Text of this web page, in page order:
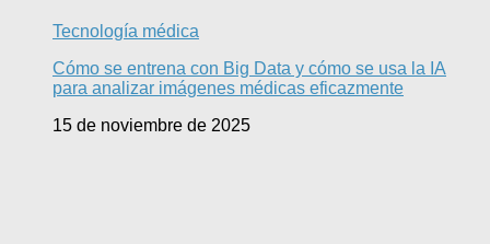
Tecnología médica
Cómo se entrena con Big Data y cómo se usa la IA
para analizar imágenes médicas eficazmente
15 de noviembre de 2025